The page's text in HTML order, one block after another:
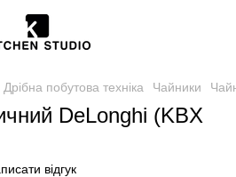
Дрібна побутова техніка Чайники
DeLonghi (KBX
відгук